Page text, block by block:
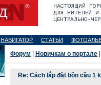
НАВИГАТОР СТАТЬИ
Форум Новичкам о портале
Re: Cách lắp đặt bồn cầu 1